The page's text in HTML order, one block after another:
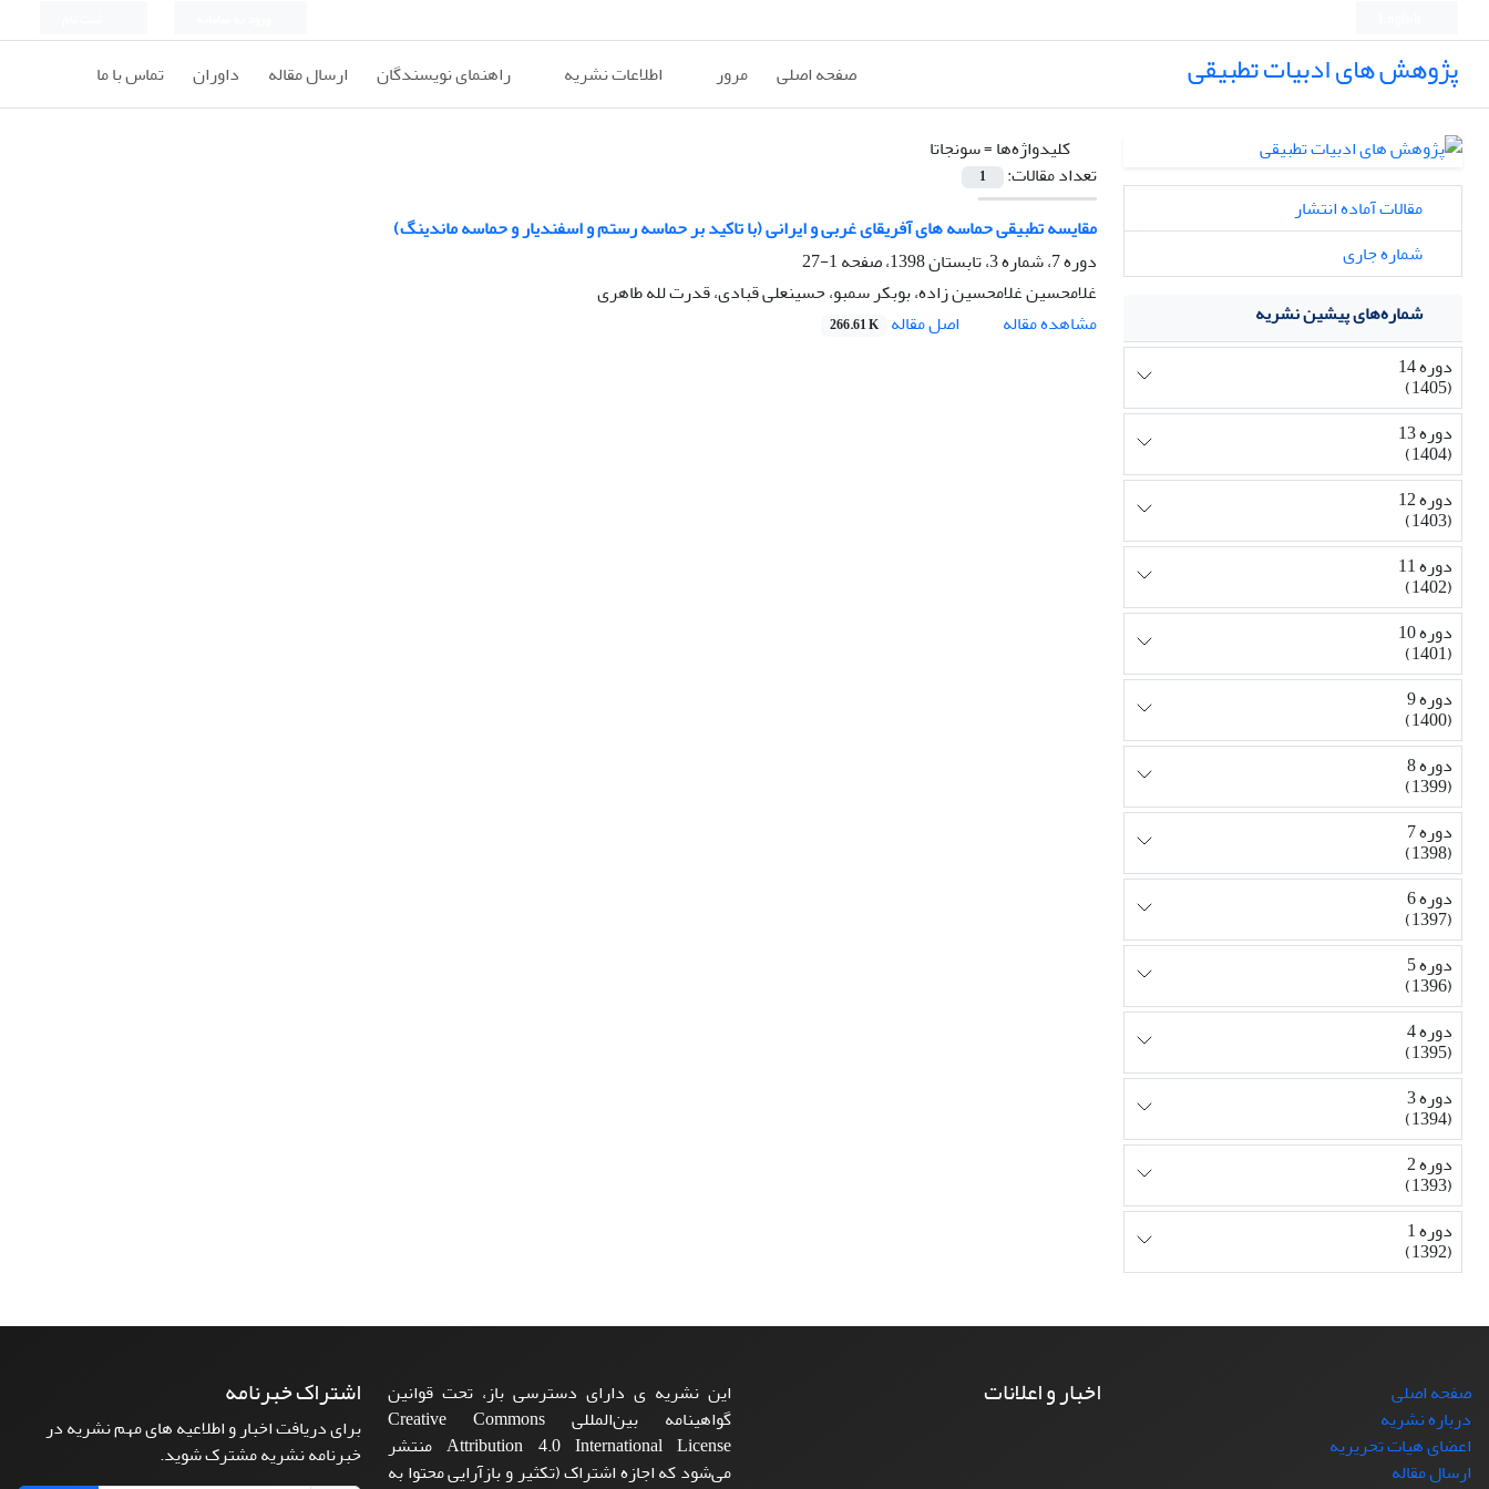
پژوهش های ادبیات تطبیقی صفحه اصلی مرور اطلاعات نشریه راهنمای نویسندگان ارسال مقاله داوران تماس با ما
کلیدواژه‌ها =سونجاتا
تعداد مقالات:
1
مقایسه تطبیقی حماسه های آفریقای غربی و ایرانی (با تاکید بر حماسه رستم و اسفندیار و حماسه ماندینگ)
دوره 7، شماره 3، تابستان 1398، صفحه
1-27
غلامحسین غلامحسین زاده، بوبکر سمبو، حسینعلی قبادی، قدرت لله طاهری
مشاهده مقاله
اصل مقاله 266.61 K
مقالات آماده انتشار
شماره جاری
شماره‌های پیشین نشریه
دوره 14
(1405)
دوره 13
(1404)
دوره 12
(1403)
دوره 11
(1402)
دوره 10
(1401)
دوره 9
(1400)
دوره 8
(1399)
دوره 7
(1398)
دوره 6
(1397)
دوره 5
(1396)
دوره 4
(1395)
دوره 3
(1394)
دوره 2
(1393)
دوره 1
(1392)
صفحه اصلی
درباره نشریه
اعضای هیات تحریریه
ارسال مقاله
اخبار و اعلانات
این نشریه ی دارای دسترسی باز، تحت قوانین
گواهینامه بین‌المللی Creative Commons
Attribution 4.0 International License منتشر
می‌شود که اجازه اشتراک (تکثیر و بازآرایی محتوا به
اشتراک خبرنامه
برای دریافت اخبار و اطلاعیه های مهم نشریه در
خبرنامه نشریه مشترک شوید.